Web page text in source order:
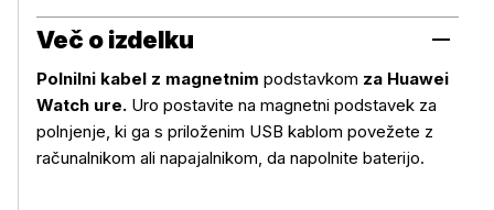
Več o izdelku
Polnilni kabel z magnetnim podstavkom za Huawei
Watch ure. Uro postavite na magnetni podstavek za
polnjenje, ki ga s priloženim USB kablom povežete z
računalnikom ali napajalnikom, da napolnite baterijo.